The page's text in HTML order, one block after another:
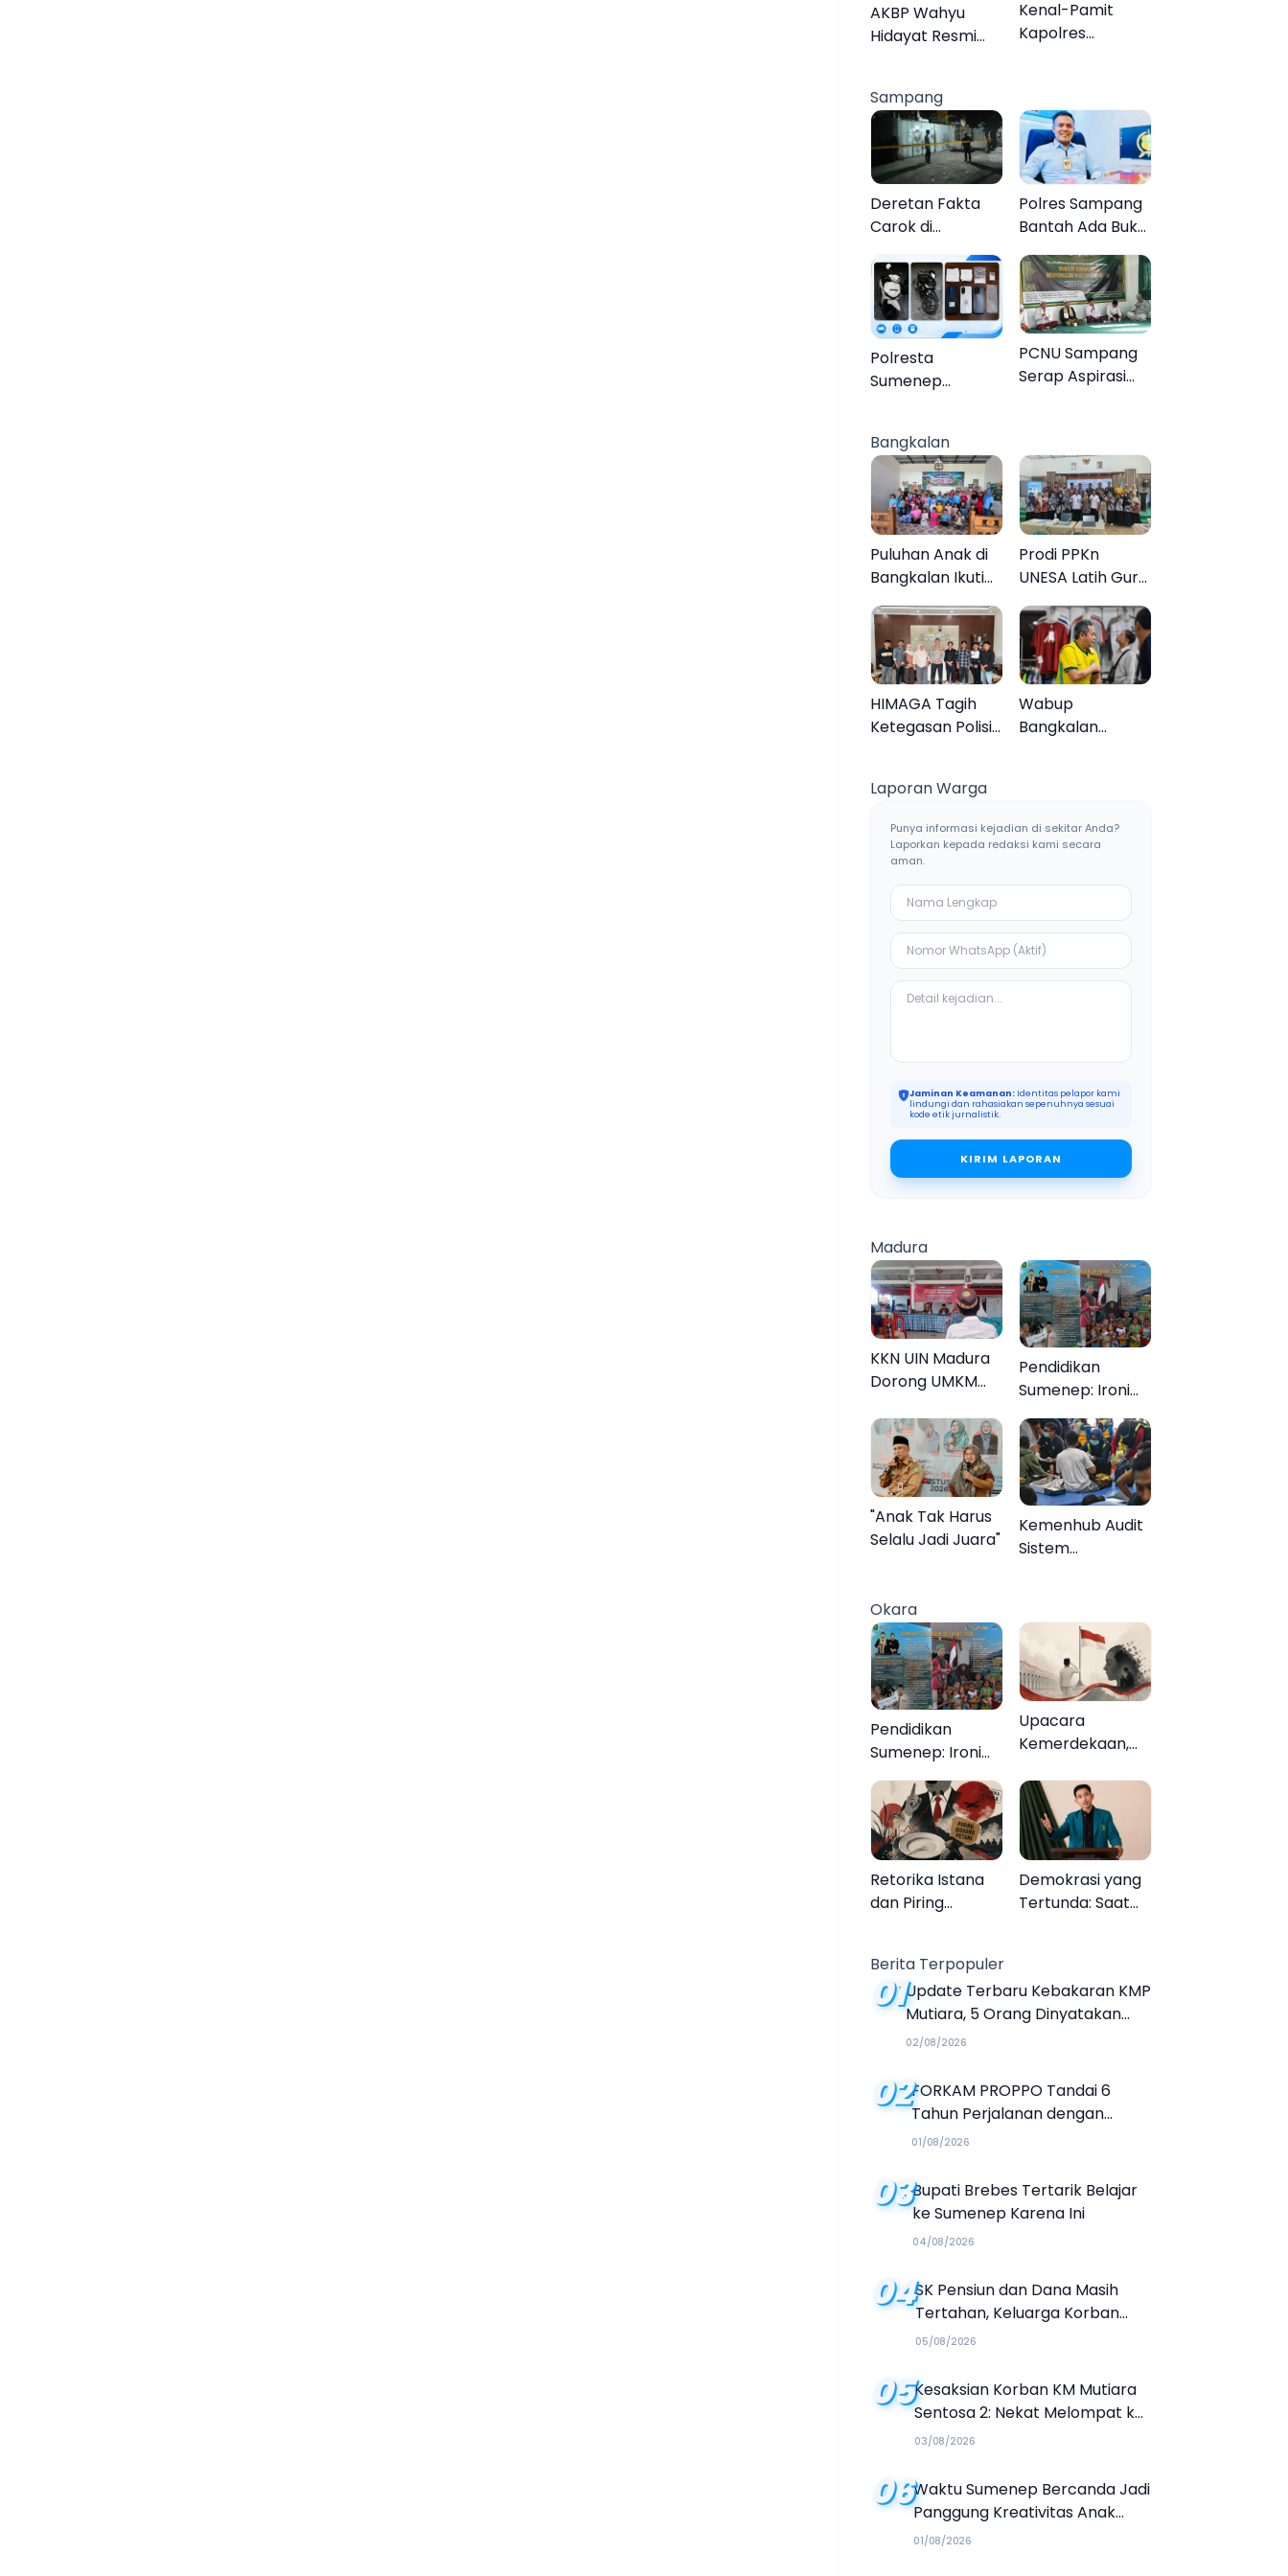
Organisasi
AKBP Wahyu
Hidayat Resmi
Disambut Tradisi
Gerbang Pora
Kenal-Pamit
Kapolres
Cenderamata
untuk AKBP
Hendra
Sampang
Deretan Fakta
Carok di
60 Tahun Duel
Melawan 2 Pria
Polres Sampang
Bantah Ada Bukti
Kasus Rudapaksa
Anak 27
Tersangka
Polresta
Sumenep
Sampang, Tiga
Pengedar
Ditangkap
PCNU Sampang
Serap Aspirasi
Bangkalan
Puluhan Anak di
Bangkalan Ikuti
Lomba Mewarnai
Bertema Liburan
Keluarga
Prodi PPKn
UNESA Latih Guru
PPKn Bangkalan
dengan
Pembelajaran
Inovasi Teknologi
HIMAGA Tagih
Ketegasan Polisi
Galis Bangkalan
Wabup
Bangkalan
Ketiban Berkah
Laporan Warga
Punya informasi kejadian di sekitar Anda?
Laporkan kepada redaksi kami secara
aman.
Jaminan Keamanan: Identitas pelapor kami
lindungi dan rahasiakan sepenuhnya sesuai
kode etik jurnalistik.
KIRIM LAPORAN
Madura
KKN UIN Madura
Dorong UMKM
Naik Kelas
Pendidikan
Sumenep: Ironi
13.095 Anak Tidak
Sekolah
Menyaksikan
Semarak Festival
Kalender Event
2026
"Anak Tak Harus
Selalu Jadi Juara"
Kemenhub Audit
Sistem
Mutiara Sentosa
II
Okara
Pendidikan
Sumenep: Ironi
13.095 Anak Tidak
Sekolah
Menyaksikan
Semarak Festival
Kalender Event
2026
Upacara
Kemerdekaan,
Melupakan
Retorika Istana
dan Piring
Demokrasi yang
Tertunda: Saat
Berita Terpopuler
01Update Terbaru Kebakaran KMP
Mutiara, 5 Orang Dinyatakan
Tewas
02/08/2026
02FORKAM PROPPO Tandai 6
Tahun Perjalanan dengan
Peluncuran Mars, Hymne, dan
01/08/2026
03Bupati Brebes Tertarik Belajar
ke Sumenep Karena Ini
04/08/2026
04SK Pensiun dan Dana Masih
Tertahan, Keluarga Korban
Tagih Janji BRI Sumenep
05/08/2026
05Kesaksian Korban KM Mutiara
Sentosa 2: Nekat Melompat ke
Laut Meski Tak Bisa Berenang
03/08/2026
06Waktu Sumenep Bercanda Jadi
Panggung Kreativitas Anak
Muda, Hasilkan Kolaborasi
01/08/2026